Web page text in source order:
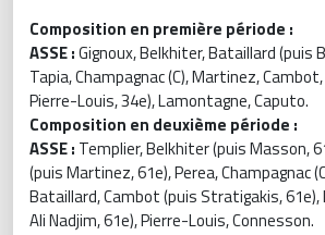
Composition en première période :
ASSE :Gignoux, Belkhiter, Bataillard (puis
Tapia, Champagnac (C), Martinez,
Pierre-Louis, 34e), Lamontagne, Caputo.
Composition en deuxième période :
ASSE : Templier, Belkhiter (puis Masson,
(puis Martinez, 61e), Perea, Champagnac
Bataillard, Cambot (puis Stratigakis,
Ali Nadjim, 61e), Pierre-Louis, Connesson.